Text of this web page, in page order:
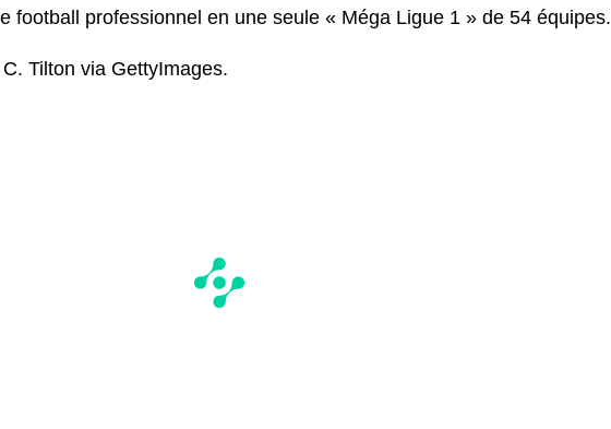
football professionnel en une seule « Méga Ligue 1 » de 54 équipes.
Tilton via GettyImages.